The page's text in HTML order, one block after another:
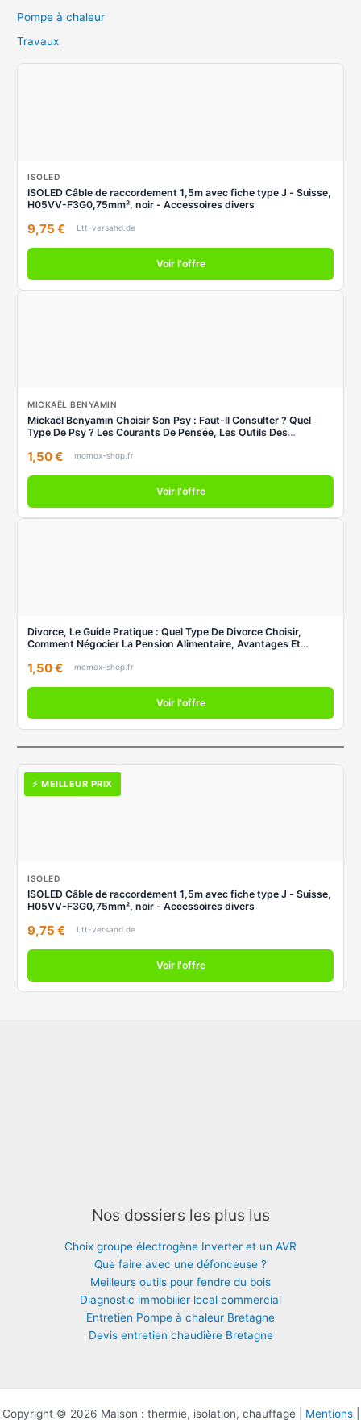
Pompe à chaleur
Travaux
ISOLED
ISOLED Câble de raccordement 1,5m avec fiche type J - Suisse,
H05VV-F3G0,75mm², noir - Accessoires divers
9,75 € Ltt-versand.de
Voir l'offre
MICKAËL BENYAMIN
Mickaël Benyamin Choisir Son Psy : Faut-Il Consulter ? Quel
Type De Psy ? Les Courants De Pensée, Les Outils Des
1,50 € momox-shop.fr
Voir l'offre
Divorce, Le Guide Pratique : Quel Type De Divorce Choisir,
Comment Négocier La Pension Alimentaire, Avantages Et
Logement ? : 2018
1,50 € momox-shop.fr
Voir l'offre
⚡ MEILLEUR PRIX
ISOLED
ISOLED Câble de raccordement 1,5m avec fiche type J - Suisse,
H05VV-F3G0,75mm², noir - Accessoires divers
9,75 € Ltt-versand.de
Voir l'offre
Nos dossiers les plus lus
Choix groupe électrogène Inverter et un AVR
Que faire avec une défonceuse ?
Meilleurs outils pour fendre du bois
Diagnostic immobilier local commercial
Entretien Pompe à chaleur Bretagne
Devis entretien chaudière Bretagne
Copyright © 2026 Maison : thermie, isolation, chauffage | Mentions|